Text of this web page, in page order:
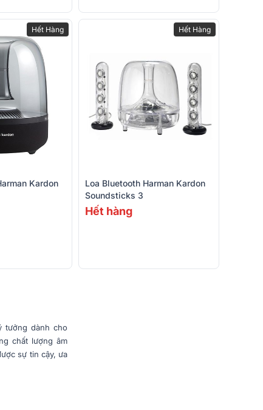
Hết Hàng
Kardon
Hết Hàng
Loa Bluetooth Harman Kardon
Soundsticks 3
Hết hàng
tưởng dành cho
chất lượng âm
sự tin cậy, ưa